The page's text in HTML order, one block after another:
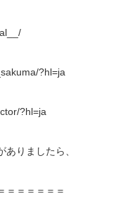
?hl=ja
?hl=ja
りましたら、
＝＝＝＝＝＝